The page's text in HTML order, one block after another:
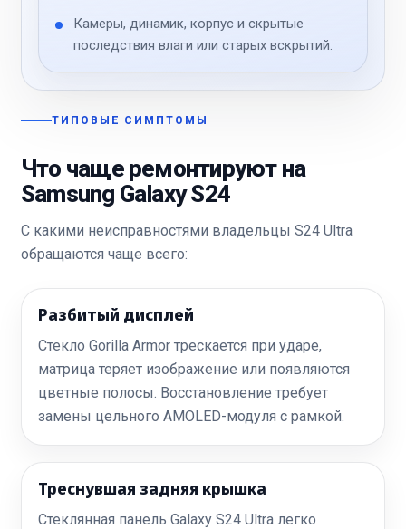
Камеры, динамик, корпус и скрытые
последствия влаги или старых вскрытий.
ТИПОВЫЕ СИМПТОМЫ
Что чаще ремонтируют на
Samsung Galaxy S24
С какими неисправностями владельцы S24 Ultra
обращаются чаще всего:
Разбитый дисплей
Стекло Gorilla Armor трескается при ударе,
матрица теряет изображение или появляются
цветные полосы. Восстановление требует
замены цельного AMOLED-модуля с рамкой.
Треснувшая задняя крышка
Стеклянная панель Galaxy S24 Ultra легко